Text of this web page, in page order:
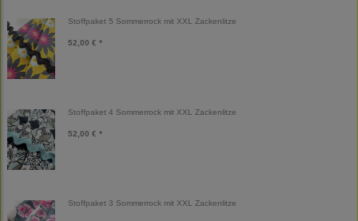
Stoffpaket 5 Sommerrock mit XXL Zackenlitze
52,00 € *
Stoffpaket 4 Sommerrock mit XXL Zackenlitze
52,00 € *
Stoffpaket 3 Sommerrock mit XXL Zackenlitze